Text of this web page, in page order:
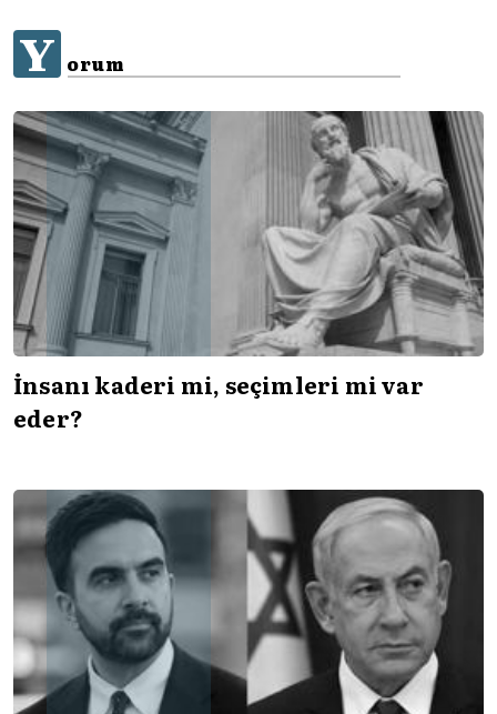
Y orum
İnsanı kaderi mi, seçimleri mi var
eder?